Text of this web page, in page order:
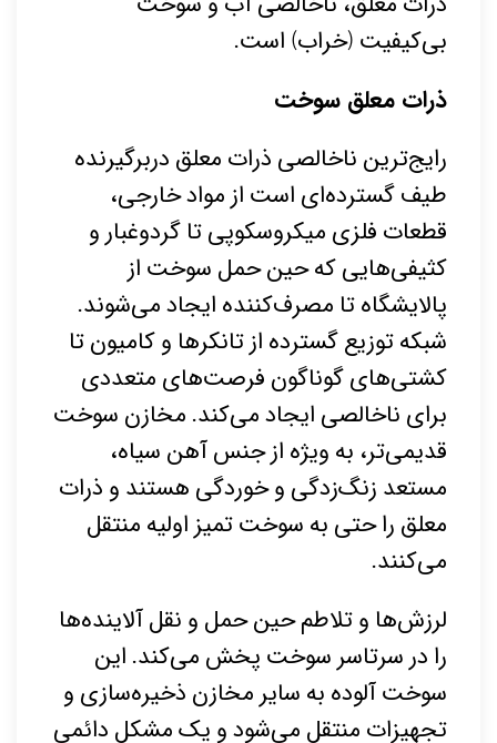
بی‌کیفیت (خراب) است.
ذرات معلق سوخت
رایج‌ترین ناخالصی ذرات معلق دربرگیرنده
طیف گسترده‌ای است از مواد خارجی،
قطعات فلزی میکروسکوپی تا گردوغبار و
کثیفی‌هایی که حین حمل سوخت از
پالایشگاه تا مصرف‌کننده ایجاد می‌شوند.
شبکه توزیع گسترده از تانکرها و کامیون‌ تا
کشتی‌های گوناگون فرصت‌های متعددی
برای ناخالصی ایجاد می‌کند. مخازن سوخت
قدیمی‌تر، به ویژه از جنس آهن سیاه،
مستعد زنگ‌زدگی و خوردگی هستند و ذرات
معلق را حتی به سوخت تمیز اولیه منتقل
می‌کنند.
لرزش‌ها و تلاطم حین حمل و نقل آلاینده‌ها
را در سرتاسر سوخت پخش می‌کند. این
سوخت آلوده به سایر مخازن ذخیره‌سازی و
تجهیزات منتقل می‌شود و یک مشکل دائمی